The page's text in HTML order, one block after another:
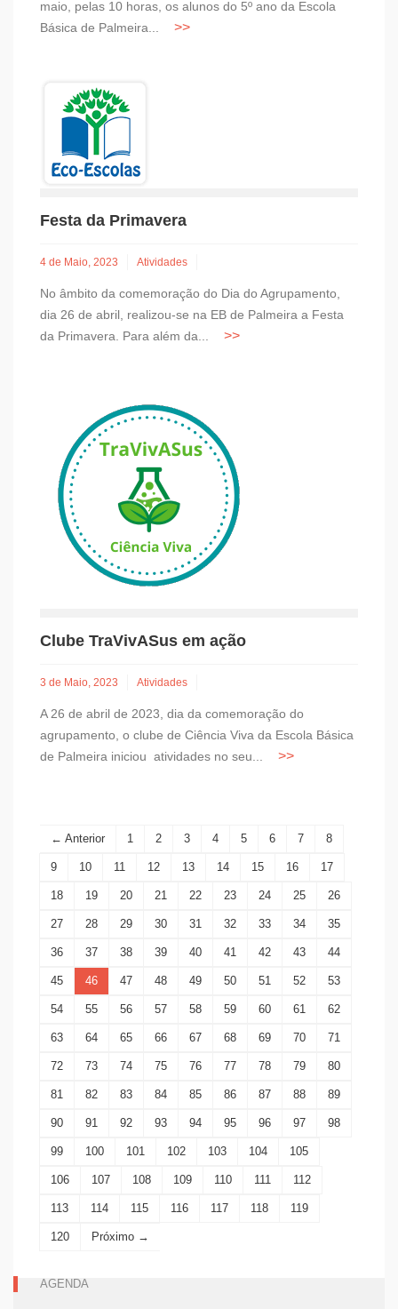
maio, pelas 10 horas, os alunos do 5º ano da Escola
Básica de Palmeira...
Festa da Primavera
4 de Maio, 2023 Atividades
No âmbito da comemoração do Dia do Agrupamento,
dia 26 de abril, realizou-se na EB de Palmeira a Festa
da Primavera. Para além da...
Clube TraVivASus em ação
3 de Maio, 2023 Atividades
A 26 de abril de 2023, dia da comemoração do
agrupamento, o clube de Ciência Viva da Escola Básica
de Palmeira iniciou atividades no seu...
← Anterior 1 2 3 4 5 6 7 8
9 10 11 12 13 14 15 16 17
18 19 20 21 22 23 24 25 26
27 28 29 30 31 32 33 34 35
36 37 38 39 40 41 42 43 44
45 46 47 48 49 50 51 52 53
54 55 56 57 58 59 60 61 62
63 64 65 66 67 68 69 70 71
72 73 74 75 76 77 78 79 80
81 82 83 84 85 86 87 88 89
90 91 92 93 94 95 96 97 98
99 100 101 102 103 104 105
106 107 108 109 110 111 112
113 114 115 116 117 118 119
120 Próximo →
AGENDA